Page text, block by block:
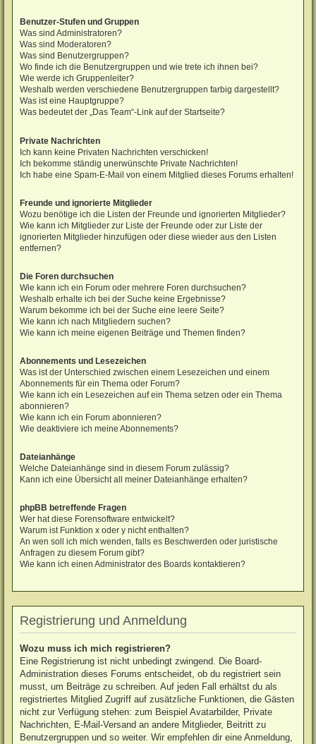
Benutzer-Stufen und Gruppen
Was sind Administratoren?
Was sind Moderatoren?
Was sind Benutzergruppen?
Wo finde ich die Benutzergruppen und wie trete ich ihnen bei?
Wie werde ich Gruppenleiter?
Weshalb werden verschiedene Benutzergruppen farbig dargestellt?
Was ist eine Hauptgruppe?
Was bedeutet der „Das Team“-Link auf der Startseite?
Private Nachrichten
Ich kann keine Privaten Nachrichten verschicken!
Ich bekomme ständig unerwünschte Private Nachrichten!
Ich habe eine Spam-E-Mail von einem Mitglied dieses Forums erhalten!
Freunde und ignorierte Mitglieder
Wozu benötige ich die Listen der Freunde und ignorierten Mitglieder?
Wie kann ich Mitglieder zur Liste der Freunde oder zur Liste der
ignorierten Mitglieder hinzufügen oder diese wieder aus den Listen
entfernen?
Die Foren durchsuchen
Wie kann ich ein Forum oder mehrere Foren durchsuchen?
Weshalb erhalte ich bei der Suche keine Ergebnisse?
Warum bekomme ich bei der Suche eine leere Seite?
Wie kann ich nach Mitgliedern suchen?
Wie kann ich meine eigenen Beiträge und Themen finden?
Abonnements und Lesezeichen
Was ist der Unterschied zwischen einem Lesezeichen und einem
Abonnements für ein Thema oder Forum?
Wie kann ich ein Lesezeichen auf ein Thema setzen oder ein Thema
abonnieren?
Wie kann ich ein Forum abonnieren?
Wie deaktiviere ich meine Abonnements?
Dateianhänge
Welche Dateianhänge sind in diesem Forum zulässig?
Kann ich eine Übersicht all meiner Dateianhänge erhalten?
phpBB betreffende Fragen
Wer hat diese Forensoftware entwickelt?
Warum ist Funktion x oder y nicht enthalten?
An wen soll ich mich wenden, falls es Beschwerden oder juristische
Anfragen zu diesem Forum gibt?
Wie kann ich einen Administrator des Boards kontaktieren?
Registrierung und Anmeldung
Wozu muss ich mich registrieren?
Eine Registrierung ist nicht unbedingt zwingend. Die Board-
Administration dieses Forums entscheidet, ob du registriert sein
musst, um Beiträge zu schreiben. Auf jeden Fall erhältst du als
registriertes Mitglied Zugriff auf zusätzliche Funktionen, die Gästen
nicht zur Verfügung stehen: zum Beispiel Avatarbilder, Private
Nachrichten, E-Mail-Versand an andere Mitglieder, Beitritt zu
Benutzergruppen und so weiter. Wir empfehlen dir eine Anmeldung,